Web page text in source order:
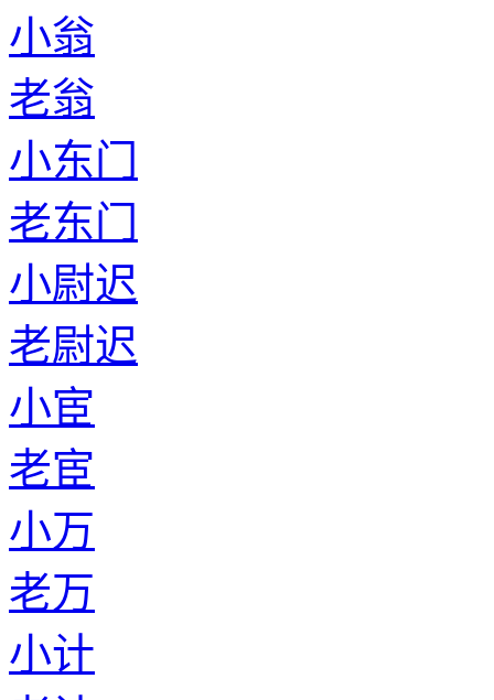
小翁
老翁
小东门
老东门
小尉迟
老尉迟
小宦
老宦
小万
老万
小计